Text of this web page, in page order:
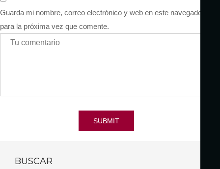
Guarda mi nombre, correo electrónico y web en este navegador
para la próxima vez que comente.
SUBMIT
BUSCAR